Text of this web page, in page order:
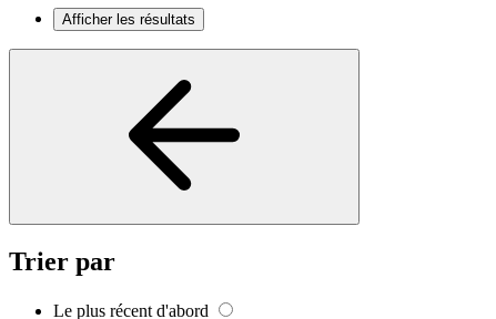
Afficher les résultats
Trier par
Le plus récent d'abord